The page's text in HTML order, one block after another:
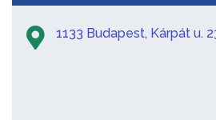
1133 Budapest, Kárpát u.